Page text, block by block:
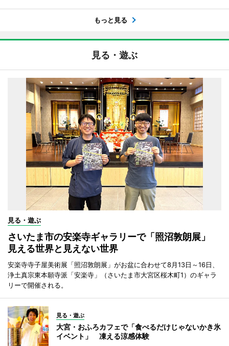
もっと見る
見る・遊ぶ
見る・遊ぶ
さいたま市の安楽寺ギャラリーで「照沼敦朗展」
見える世界と見えない世界
安楽寺寺子屋美術展「照沼敦朗展」がお盆に合わせて8月13日～16日、
浄土真宗東本願寺派「安楽寺」（さいたま市大宮区桜木町1）のギャラ
リーで開催される。
見る・遊ぶ
大宮・おふろカフェで「食べるだけじゃないかき氷
イベント」 凍える涼感体験